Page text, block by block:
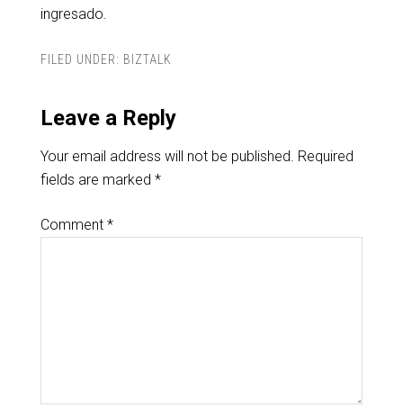
ingresado.
FILED UNDER: BIZTALK
Leave a Reply
Your email address will not be published. Required
fields are marked *
Comment *